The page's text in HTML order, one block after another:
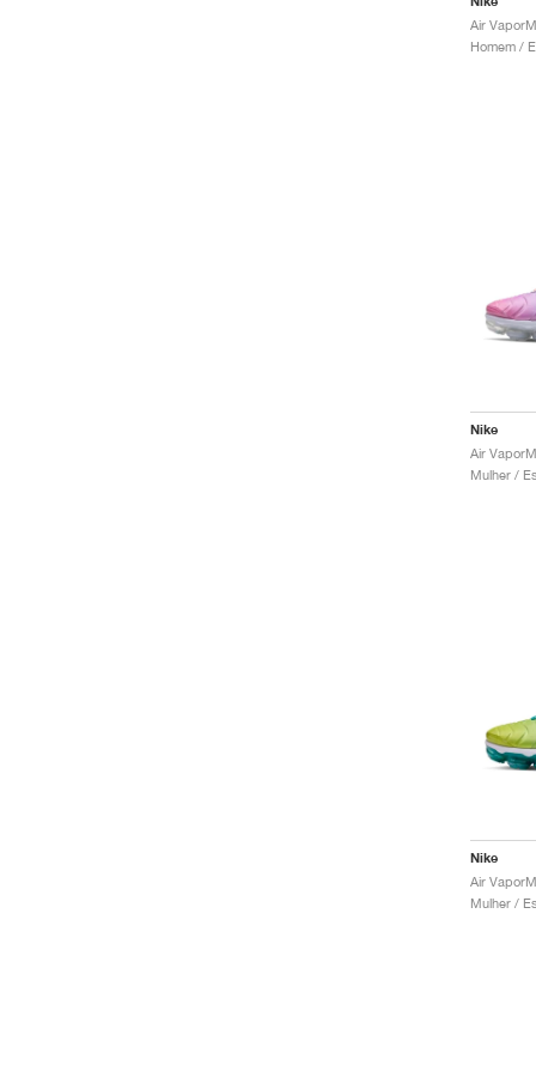
Nike
Air
Nike
Air